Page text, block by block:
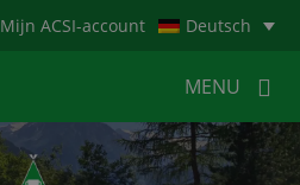
Mijn ACSI-account Deutsch
MENU